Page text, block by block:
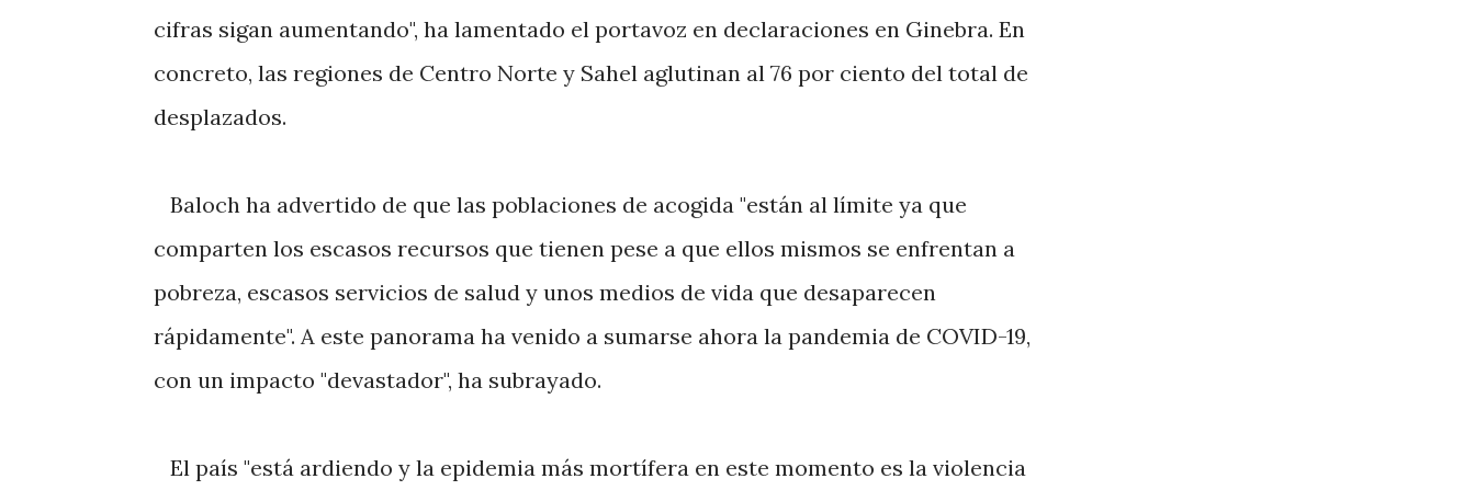
cifras sigan aumentando", ha lamentado el portavoz en declaraciones en Ginebra. En
concreto, las regiones de Centro Norte y Sahel aglutinan al 76 por ciento del total de
desplazados.
Baloch ha advertido de que las poblaciones de acogida "están al límite ya que
comparten los escasos recursos que tienen pese a que ellos mismos se enfrentan a
pobreza, escasos servicios de salud y unos medios de vida que desaparecen
rápidamente". A este panorama ha venido a sumarse ahora la pandemia de COVID-19,
con un impacto "devastador", ha subrayado.
El país "está ardiendo y la epidemia más mortífera en este momento es la violencia